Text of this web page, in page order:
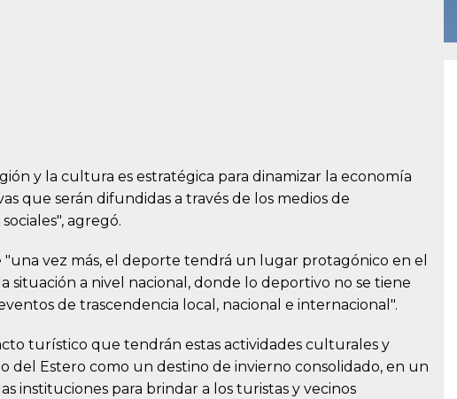
y la cultura es estratégica para dinamizar la economía
que serán difundidas a través de los medios de
agregó.
vez más, el deporte tendrá un lugar protagónico en el
situación a nivel nacional, donde lo deportivo no se tiene
de trascendencia local, nacional e internacional".
turístico que tendrán estas actividades culturales y
del Estero como un destino de invierno consolidado, en un
instituciones para brindar a los turistas y vecinos